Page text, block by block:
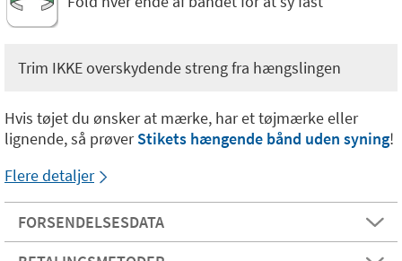
Trim IKKE overskydende streng fra hængslingen
Hvis tøjet du ønsker at mærke, har et tøjmærke eller
lignende, så prøverStikets hængende bånd uden syning!
Flere detaljer
FORSENDELSESDATA